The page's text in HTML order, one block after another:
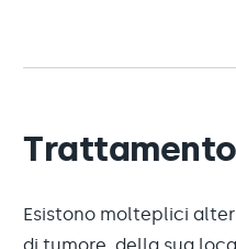
Trattamento
Esistono molteplici